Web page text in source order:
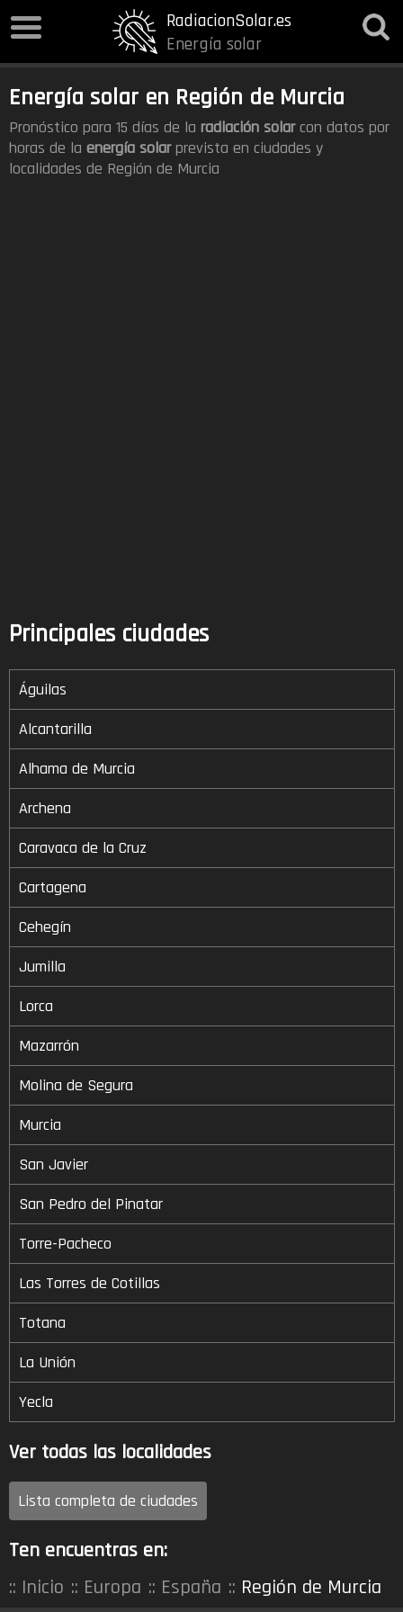
RadiacionSolar.es
Energía solar
Energía solar en Región de Murcia
Pronóstico para 15 días de la radiación solarcon datos por
horas de la energía solarprevista en ciudades y
localidades de Región de Murcia
Principales ciudades
Águilas
Alcantarilla
Alhama de Murcia
Archena
Caravaca de la Cruz
Cartagena
Cehegín
Jumilla
Lorca
Mazarrón
Molina de Segura
Murcia
San Javier
San Pedro del Pinatar
Torre-Pacheco
Las Torres de Cotillas
Totana
La Unión
Yecla
Ver todas las localidades
Lista completa de ciudades
Ten encuentras en:
Inicio
Europa España Región de Murcia